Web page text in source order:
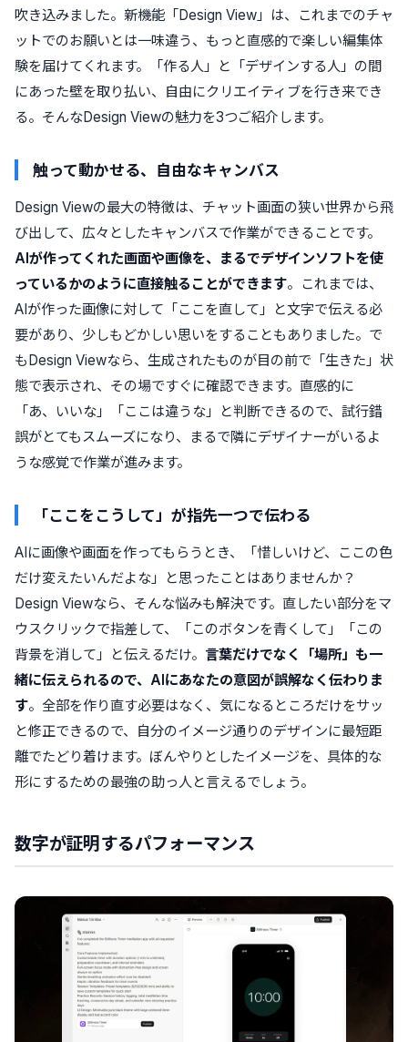
吹き込みました。新機能「Design View」は、これまでのチャ
ットでのお願いとは一味違う、もっと直感的で楽しい編集体
験を届けてくれます。「作る人」と「デザインする人」の間
にあった壁を取り払い、自由にクリエイティブを行き来でき
る。そんなDesign Viewの魅力を3つご紹介します。
触って動かせる、自由なキャンバス
Design Viewの最大の特徴は、チャット画面の狭い世界から飛
び出して、広々としたキャンバスで作業ができることです。
AIが作ってくれた画面や画像を、まるでデザインソフトを使
っているかのように直接触ることができます。これまでは、
AIが作った画像に対して「ここを直して」と文字で伝える必
要があり、少しもどかしい思いをすることもありました。で
もDesign Viewなら、生成されたものが目の前で「生きた」状
態で表示され、その場ですぐに確認できます。直感的に
「あ、いいな」「ここは違うな」と判断できるので、試行錯
誤がとてもスムーズになり、まるで隣にデザイナーがいるよ
うな感覚で作業が進みます。
「ここをこうして」が指先一つで伝わる
AIに画像や画面を作ってもらうとき、「惜しいけど、ここの色
だけ変えたいんだよな」と思ったことはありませんか？
Design Viewなら、そんな悩みも解決です。直したい部分をマ
ウスクリックで指差して、「このボタンを青くして」「この
背景を消して」と伝えるだけ。 言葉だけでなく「場所」も一
緒に伝えられるので、AIにあなたの意図が誤解なく伝わりま
す。全部を作り直す必要はなく、気になるところだけをサッ
と修正できるので、自分のイメージ通りのデザインに最短距
離でたどり着けます。ぼんやりとしたイメージを、具体的な
形にするための最強の助っ人と言えるでしょう。
数字が証明するパフォーマンス